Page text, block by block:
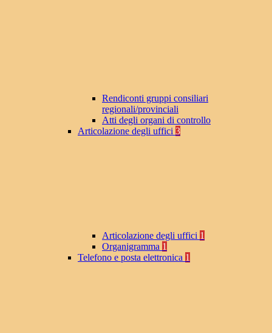
Rendiconti gruppi consiliari
regionali/provinciali
Atti degli organi di controllo
Articolazione degli uffici 3
Articolazione degli uffici 1
Organigramma 1
Telefono e posta elettronica 1